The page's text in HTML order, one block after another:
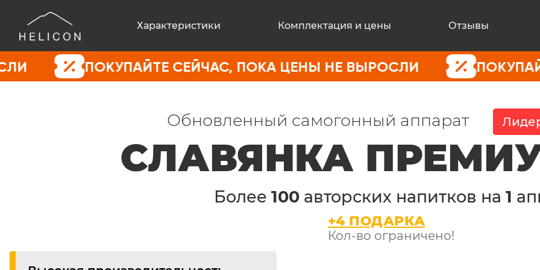
Характеристики Комплектация и цены Отзывы
ПОКУПАЙТЕ СЕЙЧАС, ПОКА ЦЕНЫ НЕ ВЫРОСЛИ ПОКУПАЙТЕ
Обновленный самогонный аппарат
СЛАВЯНКА
Более 100 авторских напитков на 1
+4 ПОДАРКА
Кол-во ограничено!